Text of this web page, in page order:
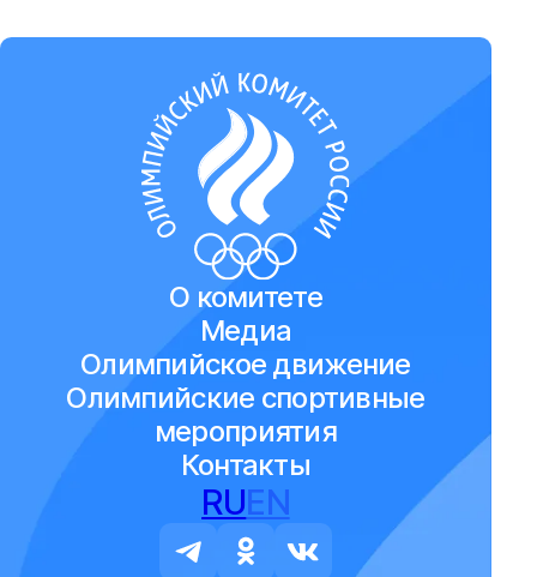
О комитете
Медиа
Олимпийское движение
Олимпийские спортивные
мероприятия
Контакты
RUEN